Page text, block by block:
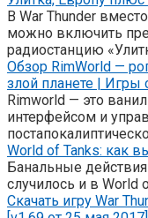
В War Thunder
можно включить
радиостанцию
Обзор RimWorld —
злой планете |
Rimworld — это
интерфейсом и
World of Tanks: как
Банальные
случилось и в World
Скачать игру War